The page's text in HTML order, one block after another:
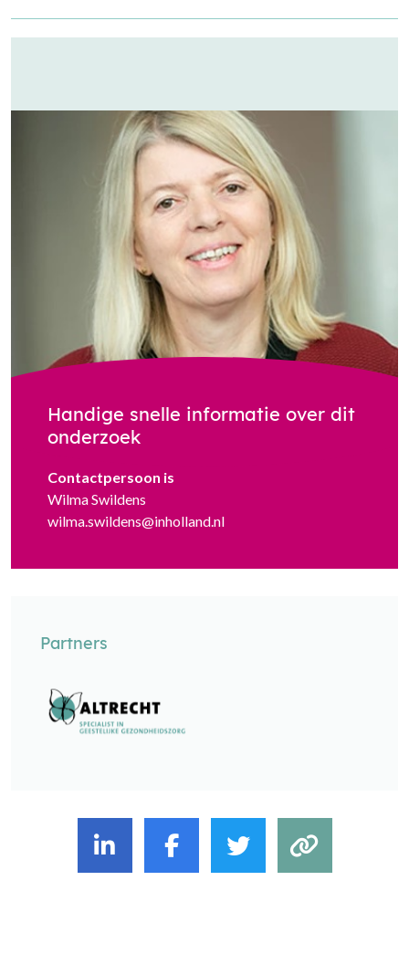
Handige snelle informatie over dit
onderzoek
Contactpersoon is
Wilma Swildens
wilma.swildens@inholland.nl
Partners